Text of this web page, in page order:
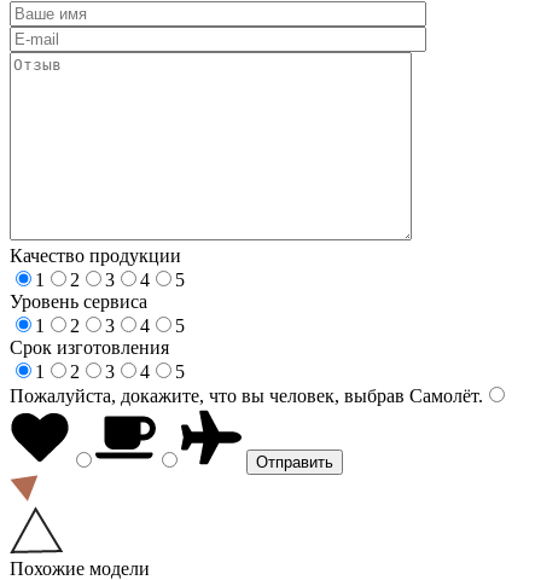
Качество продукции
1
2 3 4
5
Уровень сервиса
1
2 3 4
5
Срок изготовления
1
2 3 4
5
Пожалуйста, докажите, что вы человек, выбрав Самолёт.
Похожие модели